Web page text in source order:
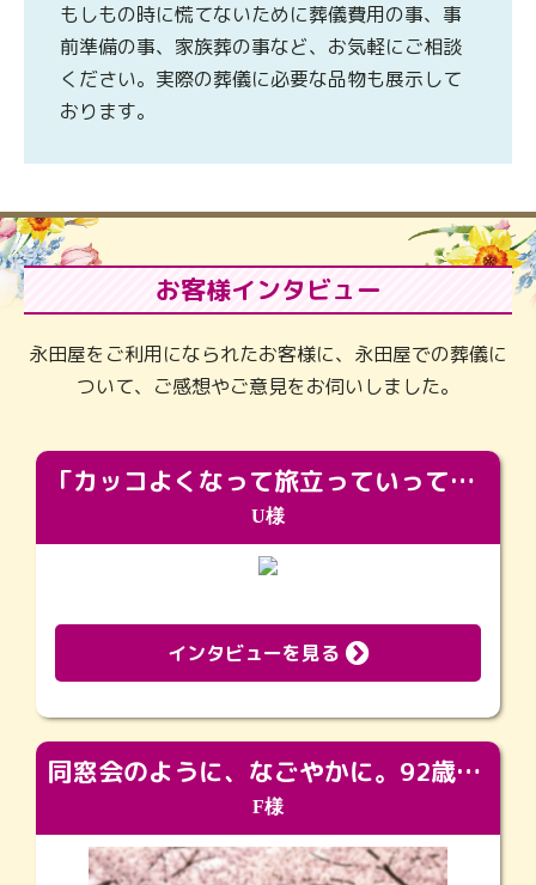
もしもの時に慌てないために葬儀費用の事、事
前準備の事、家族葬の事など、お気軽にご相談
ください。実際の葬儀に必要な品物も展示して
おります。
お客様インタビュー
永田屋をご利用になられたお客様に、永田屋での葬儀に
ついて、ご感想やご意見をお伺いしました。
「カッコよくなって旅立っていってくれました（笑）もっとカッコいいって言ってあげればよかったな」
U様
インタビューを見る
同窓会のように、なごやかに。92歳の旅立ちを彩った、再会と感謝の場
F様